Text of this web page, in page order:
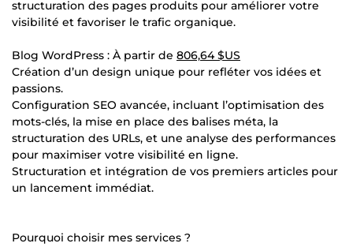
structuration des pages produits pour améliorer votre
visibilité et favoriser le trafic organique.
Blog WordPress : À partir de 806,64 $US
Création d’un design unique pour refléter vos idées et
passions.
Configuration SEO avancée, incluant l’optimisation des
mots-clés, la mise en place des balises méta, la
structuration des URLs, et une analyse des performances
pour maximiser votre visibilité en ligne.
Structuration et intégration de vos premiers articles pour
un lancement immédiat.
Pourquoi choisir mes services ?